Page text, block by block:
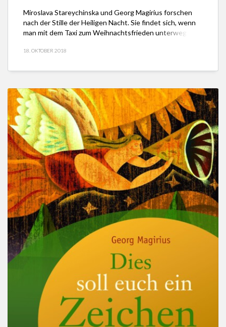
Miroslava Stareychinska und Georg Magirius forschen
nach der Stille der Heiligen Nacht. Sie findet sich, wenn
man mit dem Taxi zum Weihnachtsfrieden unterwegs ist.
18. OKTOBER 2018